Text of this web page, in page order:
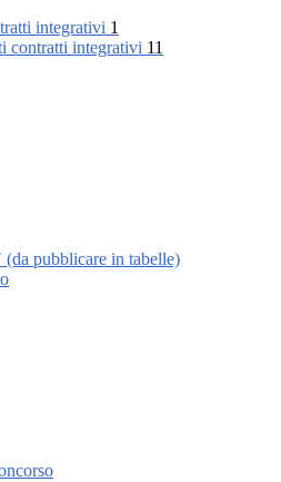
integrativi 1
contratti integrativi 11
pubblicare in tabelle)